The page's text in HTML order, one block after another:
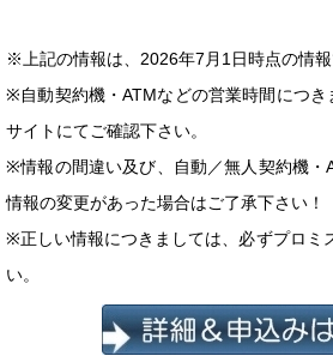
※上記の情報は、2026年7月1日時点の情報
※自動契約機・ATMなどの営業時間につ
サイトにてご確認下さい。
※情報の間違い及び、自動／無人契約機・
情報の変更があった場合はご了承下さい！
※正しい情報につきましては、必ずプロミ
い。